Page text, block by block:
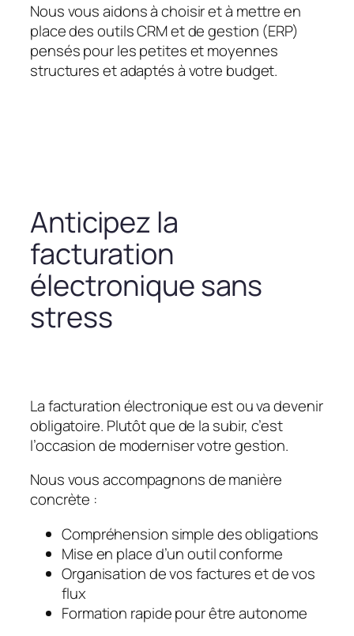
Nous vous aidons à choisir et à mettre en
place des outils CRM et de gestion (ERP)
pensés pour les petites et moyennes
structures et adaptés à votre budget.
Anticipez la
facturation
électronique sans
stress
La facturation électronique est ou va devenir
obligatoire. Plutôt que de la subir, c’est
l’occasion de moderniser votre gestion.
Nous vous accompagnons de manière
concrète :
Compréhension simple des obligations
Mise en place d’un outil conforme
Organisation de vos factures et de vos
flux
Formation rapide pour être autonome